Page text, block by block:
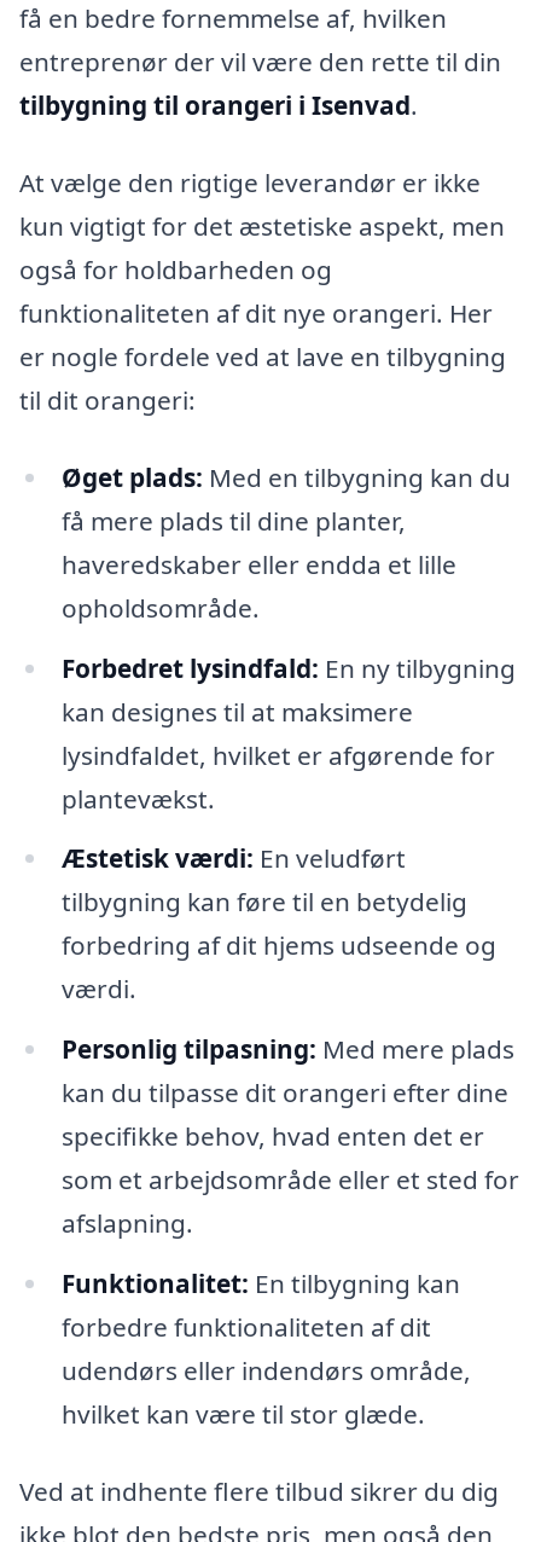
få en bedre fornemmelse af, hvilken
entreprenør der vil være den rette til din
tilbygning til orangeri i Isenvad.
At vælge den rigtige leverandør er ikke
kun vigtigt for det æstetiske aspekt, men
også for holdbarheden og
funktionaliteten af dit nye orangeri. Her
er nogle fordele ved at lave en tilbygning
til dit orangeri:
Øget plads: Med en tilbygning kan du
få mere plads til dine planter,
haveredskaber eller endda et lille
opholdsområde.
Forbedret lysindfald: En ny tilbygning
kan designes til at maksimere
lysindfaldet, hvilket er afgørende for
plantevækst.
Æstetisk værdi: En veludført
tilbygning kan føre til en betydelig
forbedring af dit hjems udseende og
værdi.
Personlig tilpasning: Med mere plads
kan du tilpasse dit orangeri efter dine
specifikke behov, hvad enten det er
som et arbejdsområde eller et sted for
afslapning.
Funktionalitet: En tilbygning kan
forbedre funktionaliteten af dit
udendørs eller indendørs område,
hvilket kan være til stor glæde.
Ved at indhente flere tilbud sikrer du dig
ikke blot den bedste pris, men også den